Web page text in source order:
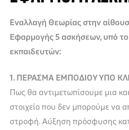
Εναλλαγή Θεωρίας στην
Εφαρμογής 5 ασκήσεων, υπό
εκπαιδευτών:
1. ΠΕΡΑΣΜΑ ΕΜΠΟΔΙΟΥ ΥΠΟ
Πως θα αντιμετωπίσουμε μια
στοιχείο που δεν μπορούμε να
στροφή. Αύξηση πρόσφυσης